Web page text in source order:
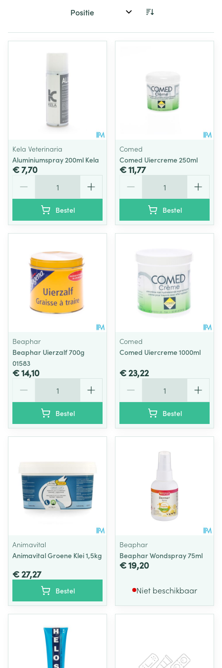
Sorteer op:
Kela Veterinaria
Aluminiumspray 200ml Kela
€ 7,70
Bestel
Comed
Comed Uiercreme 250ml
€ 11,77
Bestel
Beaphar
Beaphar Uierzalf 700g
01583
€ 14,10
Bestel
Comed
Comed Uiercreme 1000ml
€ 23,22
Bestel
Animavital
Animavital Groene Klei 1,5kg
€ 27,27
Bestel
Beaphar
Beaphar Wondspray 75ml
€ 19,20
Niet beschikbaar